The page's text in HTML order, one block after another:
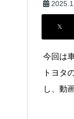
今回は
トヨタ
し、動